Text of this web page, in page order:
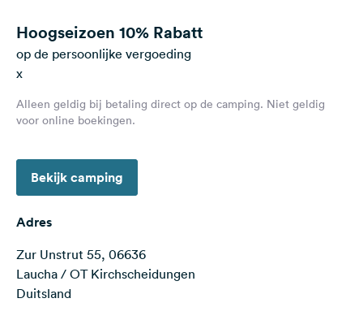
Vragen &
Taal:
Nederlands
ons
op
social
media
Facebook
Instagram
Hoogseizoen 10% Rabatt
op de persoonlijke vergoeding
x
Alleen geldig bij betaling direct op de camping. Niet geldig
voor online boekingen.
Bekijk camping
Adres
Zur Unstrut 55, 06636
Laucha / OT Kirchscheidungen
Duitsland